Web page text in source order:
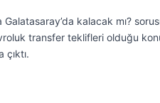
kalacak mı?
transfer teklifleri olduğu
çıktı.